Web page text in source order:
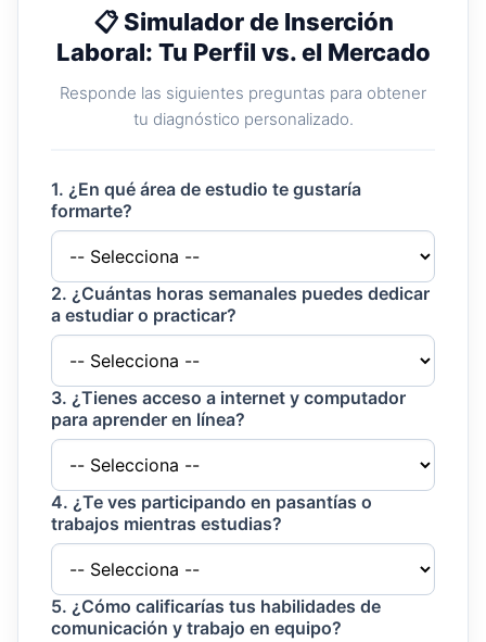
📋 Simulador de Inserción
Laboral: Tu Perfil vs. el Mercado
Responde las siguientes preguntas para obtener
tu diagnóstico personalizado.
1. ¿En qué área de estudio te gustaría
formarte?
2. ¿Cuántas horas semanales puedes dedicar
a estudiar o practicar?
3. ¿Tienes acceso a internet y computador
para aprender en línea?
4. ¿Te ves participando en pasantías o
trabajos mientras estudias?
5. ¿Cómo calificarías tus habilidades de
comunicación y trabajo en equipo?